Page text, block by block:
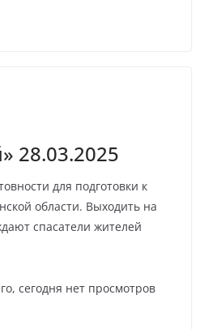
28.03.2025
для подготовки к
области. Выходить на
спасатели жителей
сегодня нет просмотров